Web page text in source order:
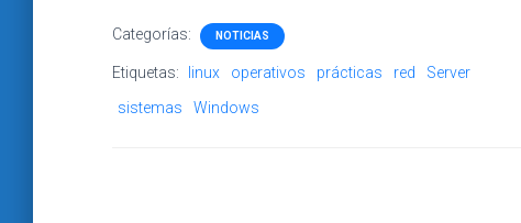
Categorías: NOTICIAS
Etiquetas: linux operativos prácticas red
Server
sistemas
Windows